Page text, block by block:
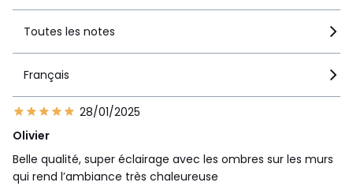
Toutes les notes
Français
28/01/2025
Olivier
Belle qualité, super éclairage avec les ombres sur les murs
qui rend l’ambiance très chaleureuse